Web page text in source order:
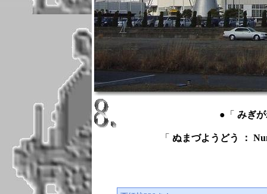
●「 みぎ
「 ぬまづようどう ：